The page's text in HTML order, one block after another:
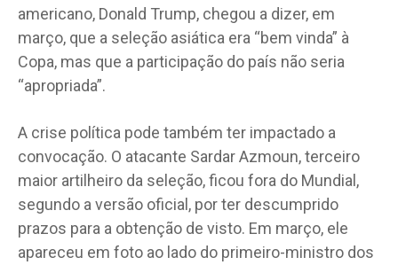
americano, Donald Trump, chegou a dizer, em
março, que a seleção asiática era “bem vinda” à
Copa, mas que a participação do país não seria
“apropriada”.
A crise política pode também ter impactado a
convocação. O atacante Sardar Azmoun, terceiro
maior artilheiro da seleção, ficou fora do Mundial,
segundo a versão oficial, por ter descumprido
prazos para a obtenção de visto. Em março, ele
apareceu em foto ao lado do primeiro-ministro dos